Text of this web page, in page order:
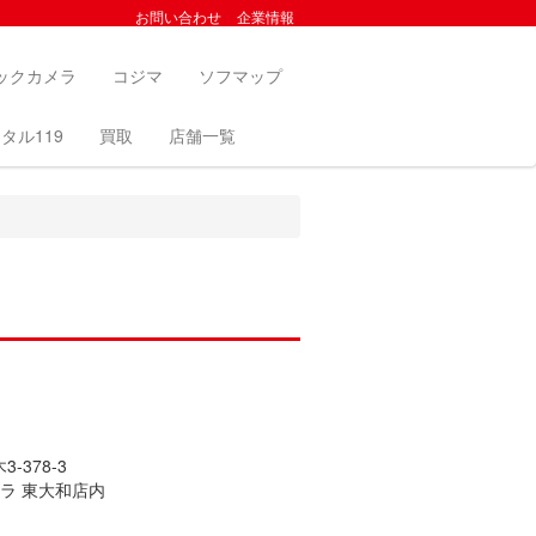
お問い合わせ 企業情報
クカメラ コジマ ソフマップ
ル119 買取 店舗一覧
3-378-3
東大和店内